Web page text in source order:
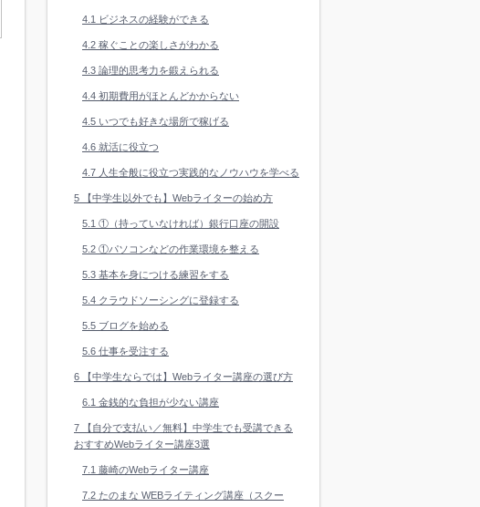
4.1 ビジネスの経験ができる
4.2 稼ぐことの楽しさがわかる
4.3 論理的思考力を鍛えられる
4.4 初期費用がほとんどかからない
4.5 いつでも好きな場所で稼げる
4.6 就活に役立つ
4.7 人生全般に役立つ実践的なノウハウを学べる
5 【中学生以外でも】Webライターの始め方
5.1 ①（持っていなければ）銀行口座の開設
5.2 ①パソコンなどの作業環境を整える
5.3 基本を身につける練習をする
5.4 クラウドソーシングに登録する
5.5 ブログを始める
5.6 仕事を受注する
6 【中学生ならでは】Webライター講座の選び方
6.1 金銭的な負担が少ない講座
7 【自分で支払い／無料】中学生でも受講できる
おすすめWebライター講座3選
7.1 藤崎のWebライター講座
7.2 たのまな WEBライティング講座（スクー